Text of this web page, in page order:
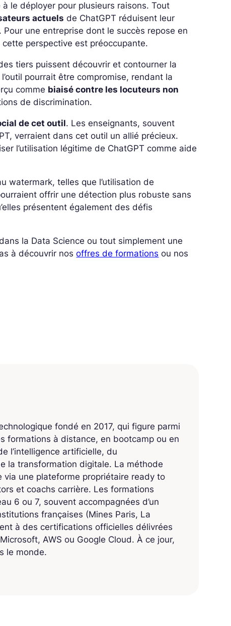
le déployer pour plusieurs raisons. Tout
actuels de ChatGPT réduisent leur
une entreprise dont le succès repose en
perspective est préoccupante.
tiers puissent découvrir et contourner la
pourrait être compromise, rendant la
comme biaisé contre les locuteurs non
de discrimination.
de cet outil. Les enseignants, souvent
verraient dans cet outil un allié précieux.
l’utilisation légitime de ChatGPT comme aide
watermark, telles que l’utilisation de
offrir une détection plus robuste sans
présentent également des défis
la Data Science ou tout simplement une
à découvrir nosoffres de formations ou nos
fondé en 2017, qui figure parmi
formations à distance, en bootcamp ou en
l’intelligence artificielle, du
la transformation digitale. La méthode
une plateforme propriétaire ready to
et coachs carrière. Les formations
6 ou 7, souvent accompagnées d’un
françaises (Mines Paris, La
à des certifications officielles délivrées
AWS ou Google Cloud. À ce jour,
le monde.